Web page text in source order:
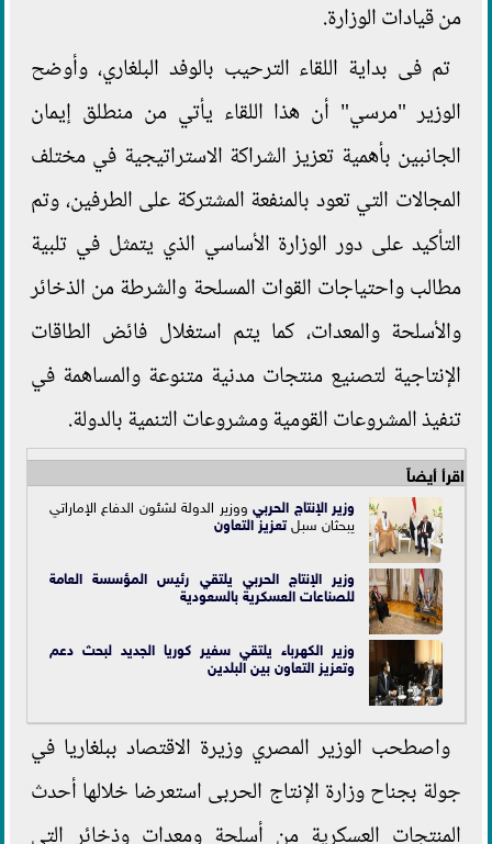
من قيادات الوزارة.
تم فى بداية اللقاء الترحيب بالوفد البلغاري، وأوضح
الوزير "مرسي" أن هذا اللقاء يأتي من منطلق إيمان
الجانبين بأهمية تعزيز الشراكة الاستراتيجية في مختلف
المجالات التي تعود بالمنفعة المشتركة على الطرفين، وتم
التأكيد على دور الوزارة الأساسي الذي يتمثل في تلبية
مطالب واحتياجات القوات المسلحة والشرطة من الذخائر
والأسلحة والمعدات، كما يتم استغلال فائض الطاقات
الإنتاجية لتصنيع منتجات مدنية متنوعة والمساهمة في
تنفيذ المشروعات القومية ومشروعات التنمية بالدولة.
اقرأ أيضاً
وزير الإنتاج الحربيووزير الدولة لشئون الدفاع الإماراتي
يبحثان سبلتعزيز التعاون
وزير الإنتاج الحربي يلتقي رئيس المؤسسة العامة
للصناعات العسكرية بالسعودية
وزير الكهرباء يلتقي سفير كوريا الجديد لبحث دعم
وتعزيز التعاون بين البلدين
واصطحب الوزير المصري وزيرة الاقتصاد ببلغاريا في
جولة بجناح وزارة الإنتاج الحربى استعرضا خلالها أحدث